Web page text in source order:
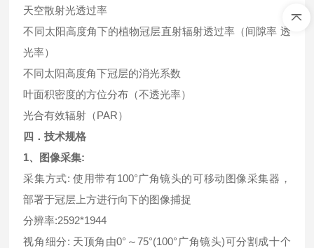
天空散射光透过率
不同太阳高度角下的植物冠层直射辐射透过率（间隙率 透
光率）
不同太阳高度角下冠层的消光系数
叶面积密度的方位分布（不透光率）
光合有效辐射（PAR）
四．技术规格
1、图像采集:
采集方式: 使用带有100°广角镜头的可移动图像采集器，
部署于冠层上方进行向下的图像捕捉
分辨率:2592*1944
视角细分: 天顶角由0°～75°(100°广角镜头)可分割成十个